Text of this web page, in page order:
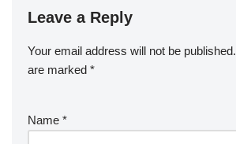
Bali. Salah satu perwakilan
Denpasar, Nuni,…
Leave a Reply
Your email address will not be published.
are marked *
Name *